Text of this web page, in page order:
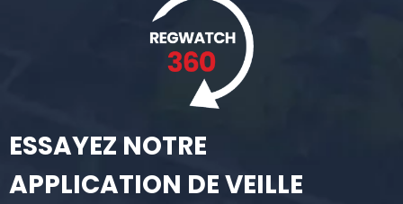
ESSAYEZ NOTRE
APPLICATION DE VEILLE